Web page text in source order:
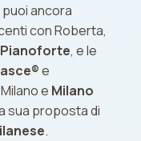
puoi ancora
con Roberta,
Pianoforte, e le
e
e Milano
sua proposta di
.